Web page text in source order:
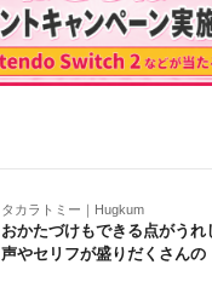
タカラトミー｜Hugkum
おかたづけもできる点がうれ
声やセリフが盛りだくさん